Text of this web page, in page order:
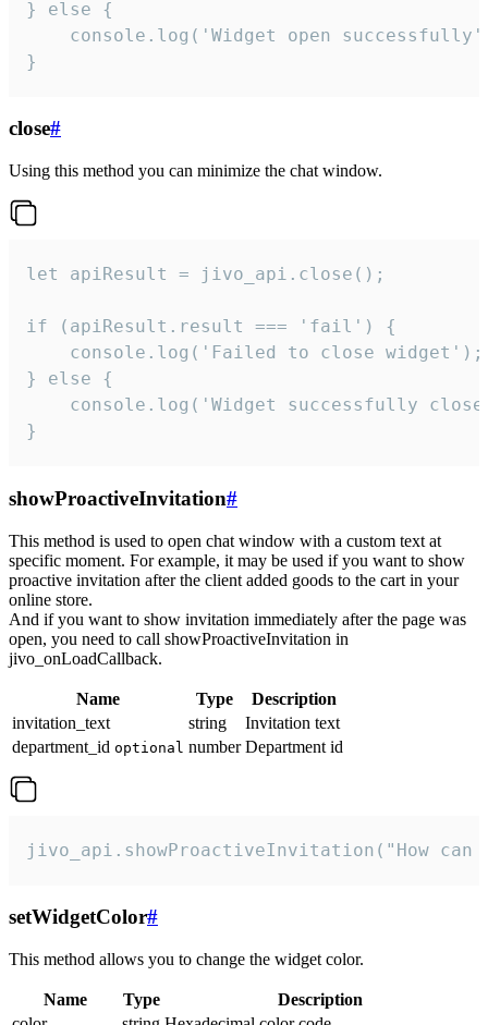
} else {
console.log('Widget open
}
close#
Using this method you can minimize the chat window.
let apiResult = jivo_api.close();
if (apiResult.result === 'fail') {
    console.log('Failed to close widget');
} else {
console.log('Widget successfully
}
showProactiveInvitation#
This method is used to open chat window with a custom text at
specific moment. For example, it may be used if you want to show
proactive invitation after the client added goods to the cart in your
online store.
And if you want to show invitation immediately after the page was
open, you need to call showProactiveInvitation in
jivo_onLoadCallback.
Name Type
Description
invitation_text
string
Invitation text
department_id optional number Department id
jivo_api.showProactiveInvitation("How
setWidgetColor#
This method allows you to change the widget color.
Name Type
Description